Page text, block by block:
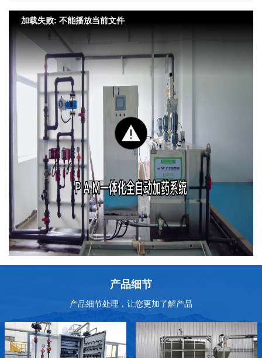
加载失败: 不能播放当前文件
产品细节
产品细节处理，让您更加了解产品